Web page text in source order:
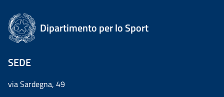
Dipartimento per lo Sport
SEDE
via Sardegna, 49